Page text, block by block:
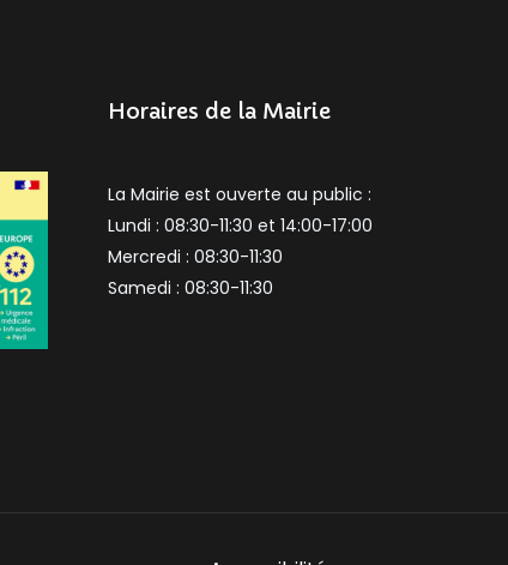
Horaires de la Mairie
La Mairie est ouverte au public :
Lundi : 08:30-11:30 et 14:00-17:00
Mercredi : 08:30-11:30
Samedi : 08:30-11:30